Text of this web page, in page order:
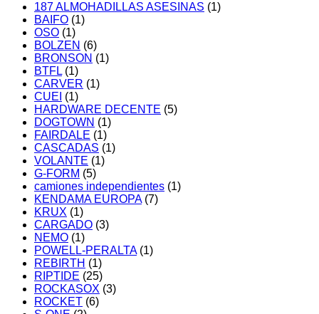
187 ALMOHADILLAS ASESINAS (1)
BAIFO (1)
OSO (1)
BOLZEN (6)
BRONSON (1)
BTFL (1)
CARVER (1)
CUEI (1)
HARDWARE DECENTE (5)
DOGTOWN (1)
FAIRDALE (1)
CASCADAS (1)
VOLANTE (1)
G-FORM (5)
camiones independientes (1)
KENDAMA EUROPA (7)
KRUX (1)
CARGADO (3)
NEMO (1)
POWELL-PERALTA (1)
REBIRTH (1)
RIPTIDE (25)
ROCKASOX (3)
ROCKET (6)